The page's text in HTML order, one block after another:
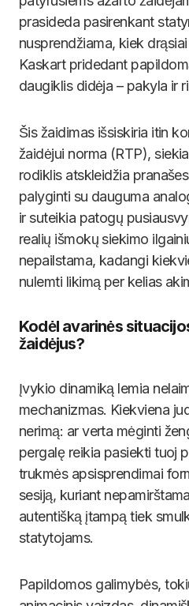
prasideda pasirenkant
nusprendžiama, kiek
Kaskart pridedant
daugiklis didėja – pakyla ir
Šis žaidimas išsiskiria itin
žaidėjui norma (RTP),
rodiklis atskleidžia
palyginti su dauguma
ir suteikia patogų
realių išmokų siekimo
nepailstama, kadangi
nulemti likimą per kelias
Kodėl avarinės
žaidėjus?
Įvykio dinamiką lemia
mechanizmas. Kiekviena
nerimą: ar verta mėginti
pergalę reikia pasiekti tuoj
trukmės apsisprendimai
sesiją, kuriant
autentišką įtampą tiek
statytojams.
Papildomos galimybės,